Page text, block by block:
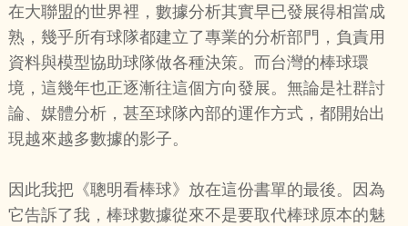
在大聯盟的世界裡，數據分析其實早已發展得相當成
熟，幾乎所有球隊都建立了專業的分析部門，負責用
資料與模型協助球隊做各種決策。而台灣的棒球環
境，這幾年也正逐漸往這個方向發展。無論是社群討
論、媒體分析，甚至球隊內部的運作方式，都開始出
現越來越多數據的影子。
因此我把《聰明看棒球》放在這份書單的最後。因為
它告訴了我，棒球數據從來不是要取代棒球原本的魅